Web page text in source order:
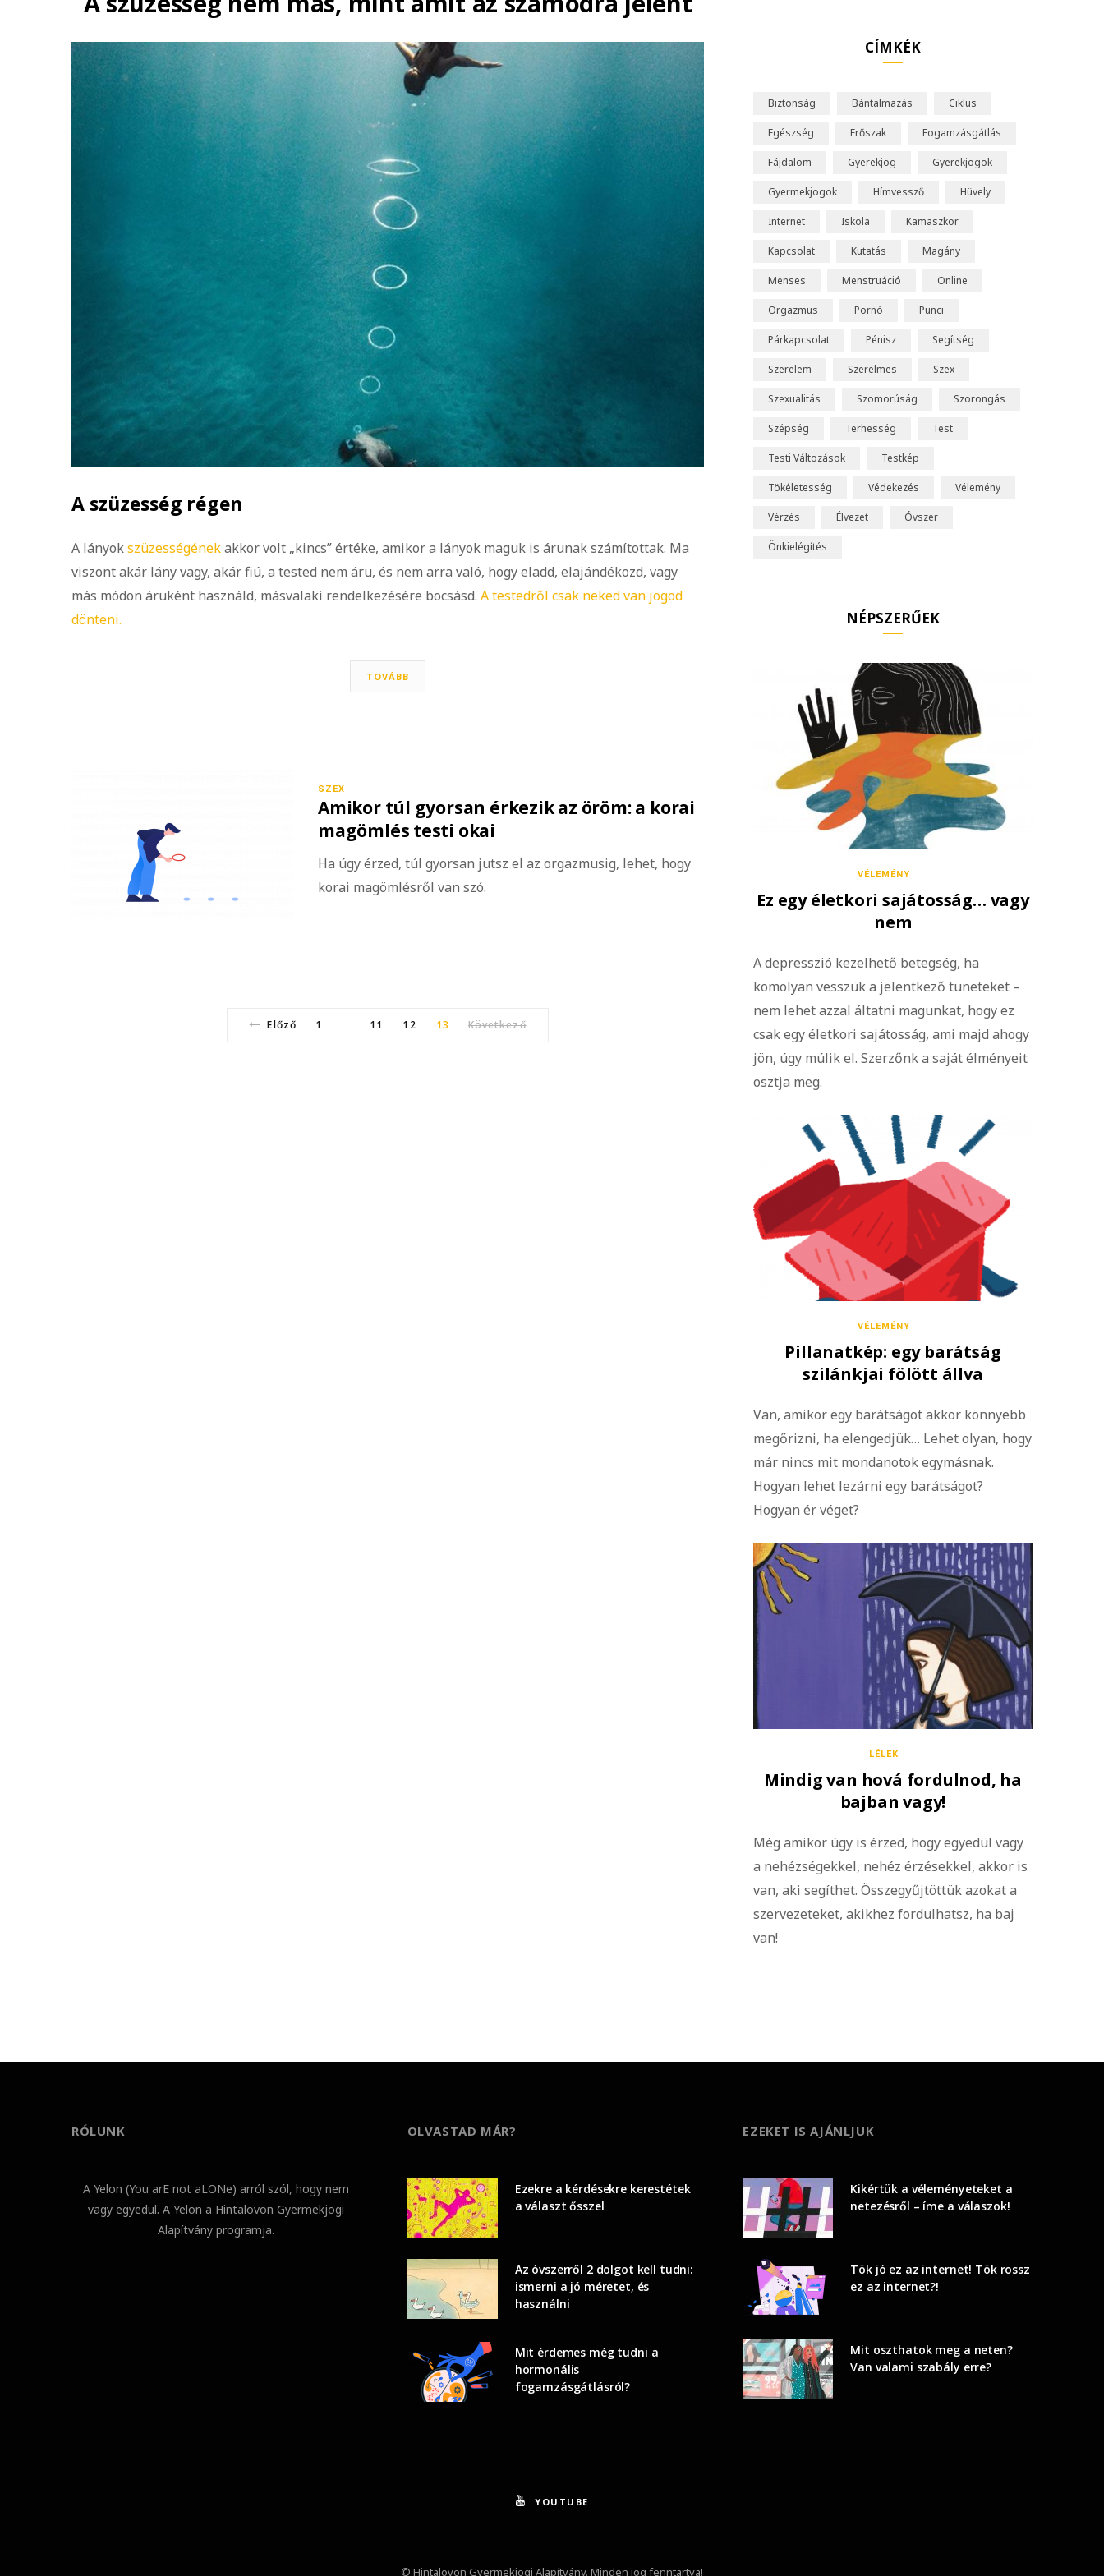
A szüzesség régen
A lányokszüzességénekakkor volt „kincs” értéke, amikor a lányok maguk is árunak számítottak. Ma
viszont akár lány vagy, akár fiú, a tested nem áru, és nem arra való, hogy eladd, elajándékozd, vagy
más módon áruként használd, másvalaki rendelkezésére bocsásd. A testedről csak neked van jogod
dönteni.
TOVÁBB
SZEX
Amikor túl gyorsan érkezik az öröm: a korai
magömlés testi okai
Ha úgy érzed, túl gyorsan jutsz el az orgazmusig, lehet, hogy
korai magömlésről van szó.
Előző 1 11 12 13 Következő
T
CÍMKÉK
Biztonság Bántalmazás Ciklus
Egészség Erőszak Fogamzásgátlás
Fájdalom Gyerekjog Gyerekjogok
Gyermekjogok Hímvessző Hüvely
Internet Iskola Kamaszkor
Kapcsolat Kutatás Magány
Menses Menstruáció Online
Orgazmus Pornó Punci
Párkapcsolat Pénisz Segítség
Szerelem Szerelmes Szex
Szexualitás Szomorúság Szorongás
Szépség Terhesség Test
Testi Változások Testkép
Tökéletesség Védekezés Vélemény
Vérzés Élvezet Óvszer
Önkielégítés
NÉPSZERŰEK
VÉLEMÉNY
Ez egy életkori sajátosság… vagy
nem
A depresszió kezelhető betegség, ha
komolyan vesszük a jelentkező tüneteket –
nem lehet azzal áltatni magunkat, hogy ez
csak egy életkori sajátosság, ami majd ahogy
jön, úgy múlik el. Szerzőnk a saját élményeit
osztja meg.
VÉLEMÉNY
Pillanatkép: egy barátság
szilánkjai fölött állva
Van, amikor egy barátságot akkor könnyebb
megőrizni, ha elengedjük… Lehet olyan, hogy
már nincs mit mondanotok egymásnak.
Hogyan lehet lezárni egy barátságot?
Hogyan ér véget?
LÉLEK
Mindig van hová fordulnod, ha
bajban vagy!
Még amikor úgy is érzed, hogy egyedül vagy
a nehézségekkel, nehéz érzésekkel, akkor is
van, aki segíthet. Összegyűjtöttük azokat a
szervezeteket, akikhez fordulhatsz, ha baj
van!
RÓLUNK
A Yelon (You arE not aLONe) arról szól, hogy nem
vagy egyedül. A Yelon a Hintalovon Gyermekjogi
Alapítvány programja.
OLVASTAD MÁR?
Ezekre a kérdésekre kerestétek
a választ ősszel
Az óvszerről 2 dolgot kell tudni:
ismerni a jó méretet, és
használni
Mit érdemes még tudni a
hormonális
fogamzásgátlásról?
EZEKET IS AJÁNLJUK
Kikértük a véleményeteket a
netezésről – íme a válaszok!
Tök jó ez az internet! Tök rossz
ez az internet?!
Mit oszthatok meg a neten?
Van valami szabály erre?
YOUTUBE
© Hintalovon Gyermekjogi Alapítvány. Minden jog fenntartva!